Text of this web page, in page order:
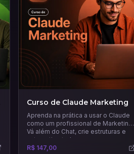
Curso de Claude Marketing
Aprenda na prática a usar o Claude
como um profissional de Marketing.
Vá além do Chat, crie estruturas e
automatize tudo.
R$ 147,00